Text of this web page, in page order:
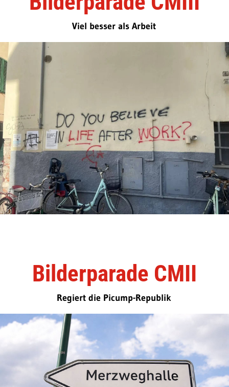
Viel besser als Arbeit
Bilderparade CMII
Regiert die Picump-Republik